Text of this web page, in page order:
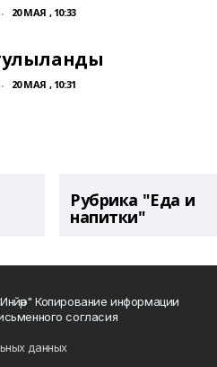
20 МАЯ , 10:33
20 МАЯ , 10:31
Рубрика "Еда и
напитки"
Копирование информации
согласия
данных